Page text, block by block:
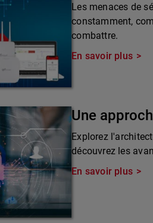
Les menaces de
constamment,
combattre.
En savoir plus
Une
Explorez
découvrez les
En savoir plus